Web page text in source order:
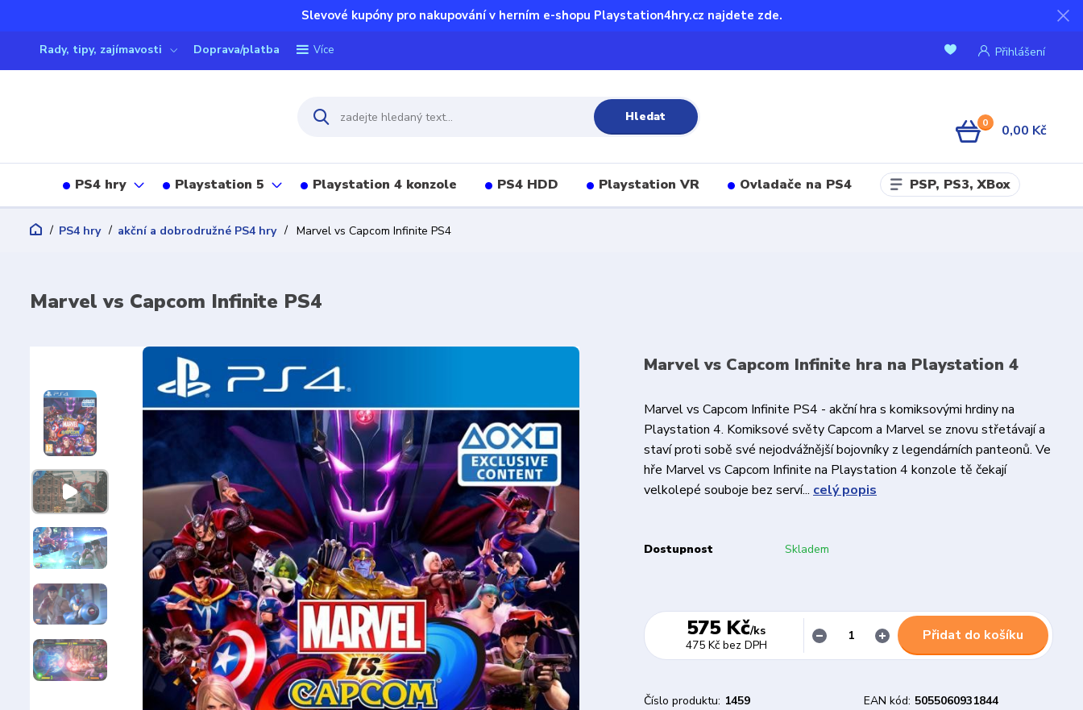
Slevové kupóny pro nakupování v herním e-shopu Playstation4hry.cz najdete zde.
Rady, tipy, zajímavosti Doprava/platba Více Přihlášení
Hledat 0 0,00 Kč
PS4 hry Playstation 5 Playstation 4 konzole PS4 HDD Playstation VR Ovladače na PS4 PSP, PS3, XBox
PS4 hry akční a dobrodružné PS4 hry Marvel vs Capcom Infinite PS4
Marvel vs Capcom Infinite PS4
Marvel vs Capcom Infinite hra na Playstation 4
Marvel vs Capcom Infinite PS4 - akční hra s komiksovými hrdiny na
Playstation 4. Komiksové světy Capcom a Marvel se znovu střetávají a
staví proti sobě své nejodvážnější bojovníky z legendárních panteonů. Ve
hře Marvel vs Capcom Infinite na Playstation 4 konzole tě čekají
velkolepé souboje bez serví... celý popis
Dostupnost Skladem
575 Kč/ks
475 Kč bez DPH
Přidat do košíku
Číslo produktu: 1459 EAN kód: 5055060931844